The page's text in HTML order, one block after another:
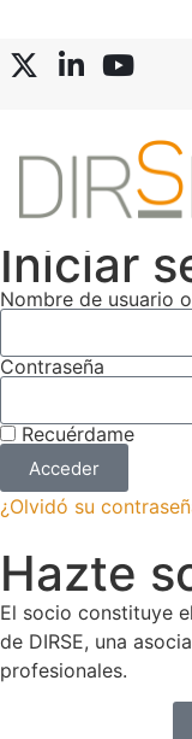
Iniciar
Nombre de usuario
Contraseña
Recuérdame
Acceder
¿Olvidó su
Hazte
El socio constituye
de DIRSE, una
profesionales.